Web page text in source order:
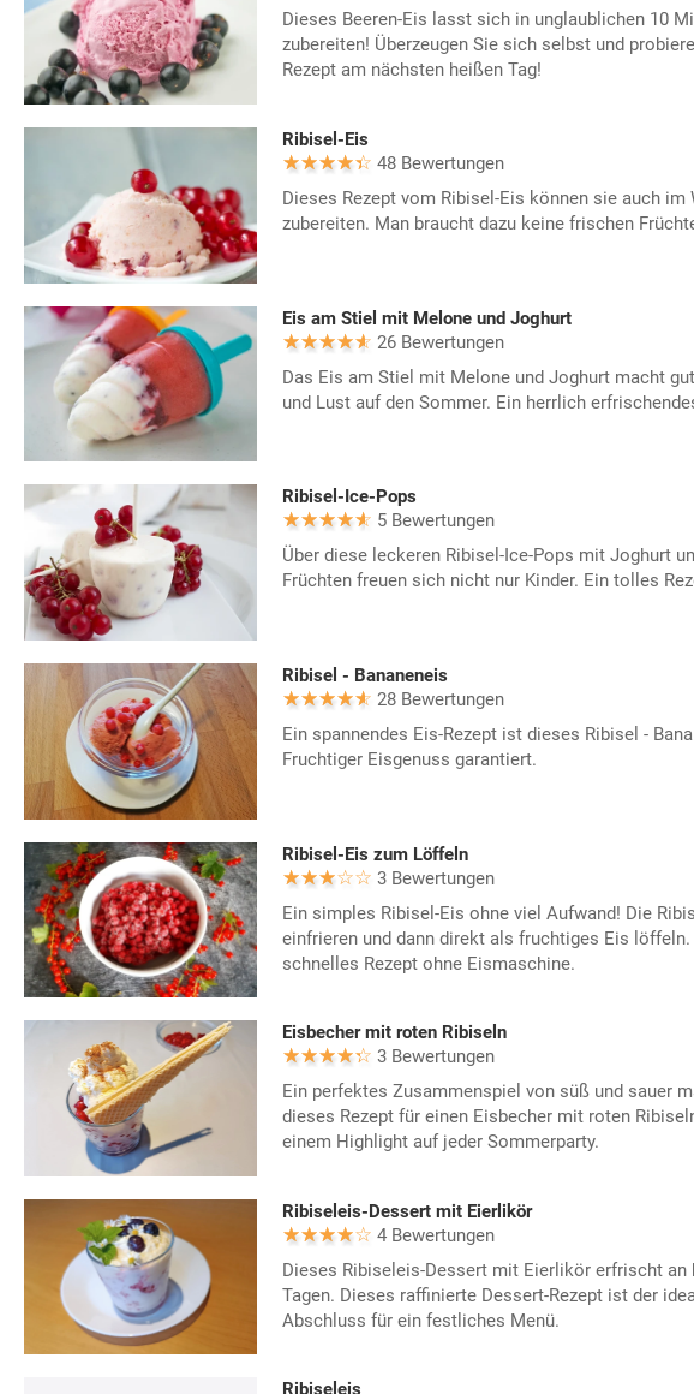
Dieses Beeren-Eis lasst sich in unglaublichen 10
zubereiten! Überzeugen Sie sich selbst und
Rezept am nächsten heißen Tag!
Ribisel-Eis
48 Bewertungen
Dieses Rezept vom Ribisel-Eis können sie auch im
zubereiten. Man braucht dazu keine frischen
Eis am Stiel mit Melone und Joghurt
26 Bewertungen
Das Eis am Stiel mit Melone und Joghurt macht
und Lust auf den Sommer. Ein herrlich
Ribisel-Ice-Pops
5 Bewertungen
Über diese leckeren Ribisel-Ice-Pops mit Joghurt
Früchten freuen sich nicht nur Kinder. Ein tolles
Ribisel - Bananeneis
28 Bewertungen
Ein spannendes Eis-Rezept ist dieses Ribisel -
Fruchtiger Eisgenuss garantiert.
Ribisel-Eis zum Löffeln
3 Bewertungen
Ein simples Ribisel-Eis ohne viel Aufwand! Die
einfrieren und dann direkt als fruchtiges Eis
schnelles Rezept ohne Eismaschine.
Eisbecher mit roten Ribiseln
3 Bewertungen
Ein perfektes Zusammenspiel von süß und sauer
dieses Rezept für einen Eisbecher mit roten
einem Highlight auf jeder Sommerparty.
Ribiseleis-Dessert mit Eierlikör
4 Bewertungen
Dieses Ribiseleis-Dessert mit Eierlikör erfrischt an
Tagen. Dieses raffinierte Dessert-Rezept ist der
Abschluss für ein festliches Menü.
Ribiseleis